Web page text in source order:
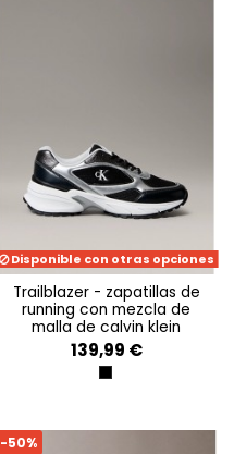
Disponible con otras opciones
trailblazer - zapatillas de
running con mezcla de
malla de calvin klein
139,99 €
BLACK/SILVER
-50%